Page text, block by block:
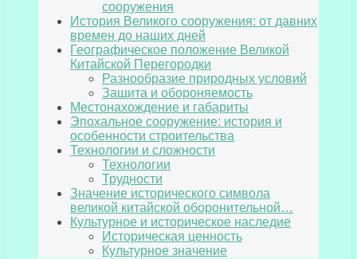
сооружения
История Великого сооружения: от давних
времен до наших дней
Географическое положение Великой
Китайской Перегородки
Разнообразие природных условий
Защита и обороняемость
Местонахождение и габариты
Эпохальное сооружение: история и
особенности строительства
Технологии и сложности
Технологии
Трудности
Значение исторического символа
великой китайской оборонительной…
Культурное и историческое наследие
Историческая ценность
Культурное значение